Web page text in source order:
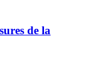
de la